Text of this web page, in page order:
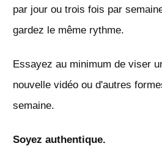
par jour ou trois fois par
gardez le même rythme.
Essayez au minimum de viser
nouvelle vidéo ou d'autres
semaine.
Soyez authentique.